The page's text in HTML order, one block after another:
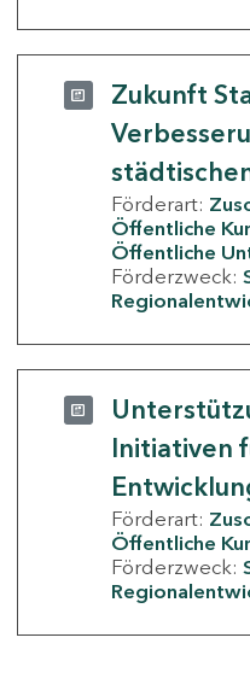
Zukunft
Förderart:
Öffentliche
Öffentliche
Förderzweck:
Initiativen
Förderart:
Öffentliche
Förderzweck: